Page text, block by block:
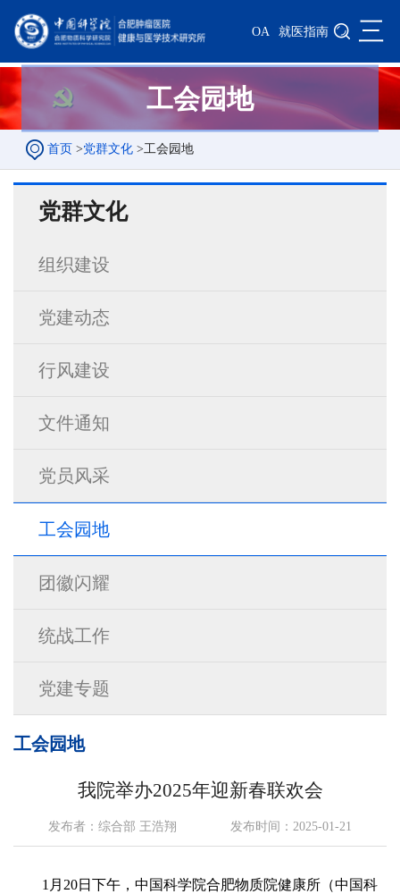
OA 就医指南 三
工会园地
首页 >党群文化 >工会园地
党群文化
组织建设
党建动态
行风建设
文件通知
党员风采
工会园地
团徽闪耀
统战工作
党建专题
工会园地
我院举办2025年迎新春联欢会
发布者：综合部 王浩翔 发布时间：2025-01-21
1月20日下午，中国科学院合肥物质院健康所（中国科